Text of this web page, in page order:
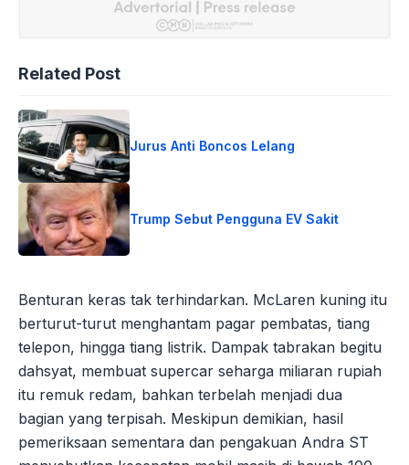
Related Post
Jurus Anti Boncos Lelang
Trump Sebut Pengguna EV Sakit
Benturan keras tak terhindarkan. McLaren kuning itu
berturut-turut menghantam pagar pembatas, tiang
telepon, hingga tiang listrik. Dampak tabrakan begitu
dahsyat, membuat supercar seharga miliaran rupiah
itu remuk redam, bahkan terbelah menjadi dua
bagian yang terpisah. Meskipun demikian, hasil
pemeriksaan sementara dan pengakuan Andra ST